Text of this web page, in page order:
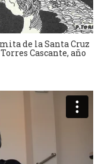
de la Santa Cruz
Cascante, año